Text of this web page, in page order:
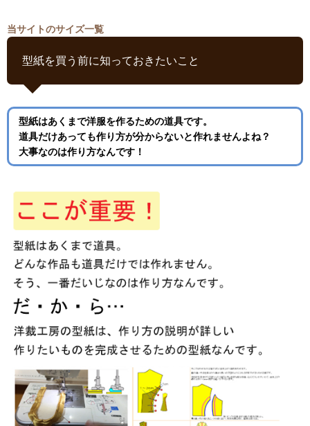
当サイトのサイズ一覧
型紙を買う前に知っておきたいこと
型紙はあくまで洋服を作るための道具です。
道具だけあっても作り方が分からないと作れませんよね？
大事なのは作り方なんです！